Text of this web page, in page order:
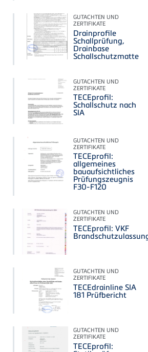
GUTACHTEN UND
ZERTIFIKATE
Drainprofile
Schallprüfung,
Drainbase
Schallschutzmatte
GUTACHTEN UND
ZERTIFIKATE
TECEprofil:
Schallschutz nach
SIA
GUTACHTEN UND
ZERTIFIKATE
TECEprofil:
allgemeines
bauaufsichtliches
Prüfungszeugnis
F30-F120
GUTACHTEN UND
ZERTIFIKATE
TECEprofil: VKF
GUTACHTEN UND
ZERTIFIKATE
TECEdrainline SIA
181 Prüfbericht
GUTACHTEN UND
ZERTIFIKATE
TECEprofil: